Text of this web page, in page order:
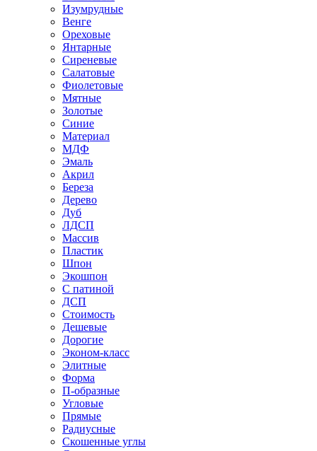
Изумрудные
Венге
Ореховые
Янтарные
Сиреневые
Салатовые
Фиолетовые
Мятные
Золотые
Синие
Материал
МДФ
Эмаль
Акрил
Береза
Дерево
Дуб
ЛДСП
Массив
Пластик
Шпон
Экошпон
С патиной
ДСП
Стоимость
Дешевые
Дорогие
Эконом-класс
Элитные
Форма
П-образные
Угловые
Прямые
Радиусные
Скошенные углы